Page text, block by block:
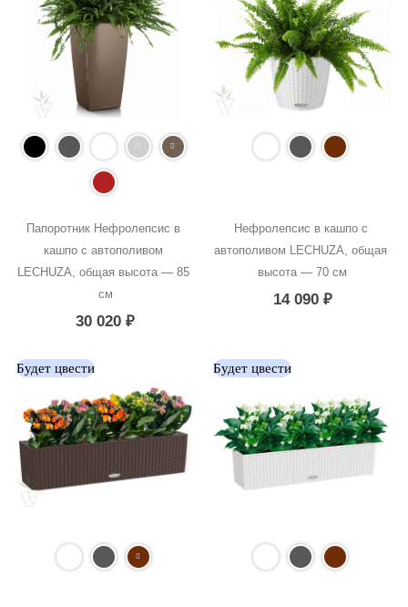
Папоротник Нефролепсис в
кашпо с автополивом
LECHUZA, общая высота — 85
см
30 020₽
Нефролепсис в кашпо с
автополивом LECHUZA, общая
высота — 70 см
14 090 ₽
Будет цвести Будет цвести